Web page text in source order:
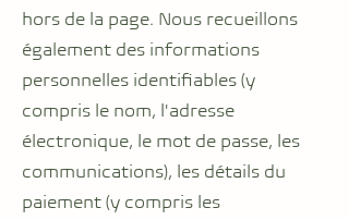
hors de la page. Nous recueillons
également des informations
personnelles identifiables (y
compris le nom, l'adresse
électronique, le mot de passe, les
communications), les détails du
paiement (y compris les